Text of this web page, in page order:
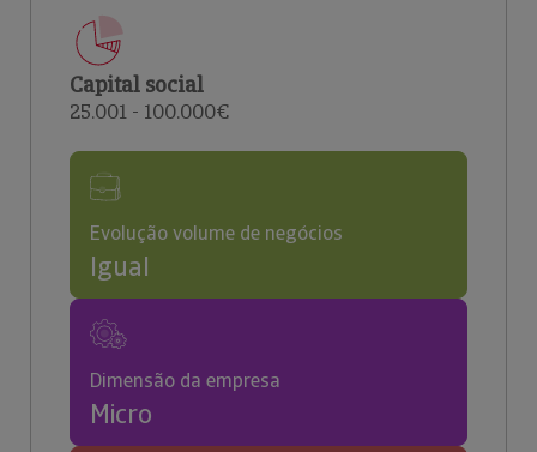
Capital social
25.001 - 100.000€
Evolução volume de negócios
Igual
Dimensão da empresa
Micro